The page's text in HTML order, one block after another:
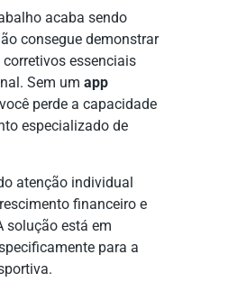
acaba sendo
consegue demonstrar
essenciais
Sem um app
perde a capacidade
especializado de
atenção individual
financeiro e
solução está em
para a